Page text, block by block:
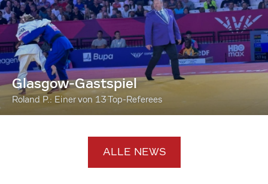
Glasgow-Gastspiel
Roland P.: Einer von 13 Top-Referees
ALLE NEWS